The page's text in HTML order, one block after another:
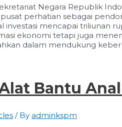
Negara Republik
pusat perhatian sebagai
investasi mencapai triliunan
ekonomi tetapi juga
dalam mendukung
Bantu
/ By adminkspm